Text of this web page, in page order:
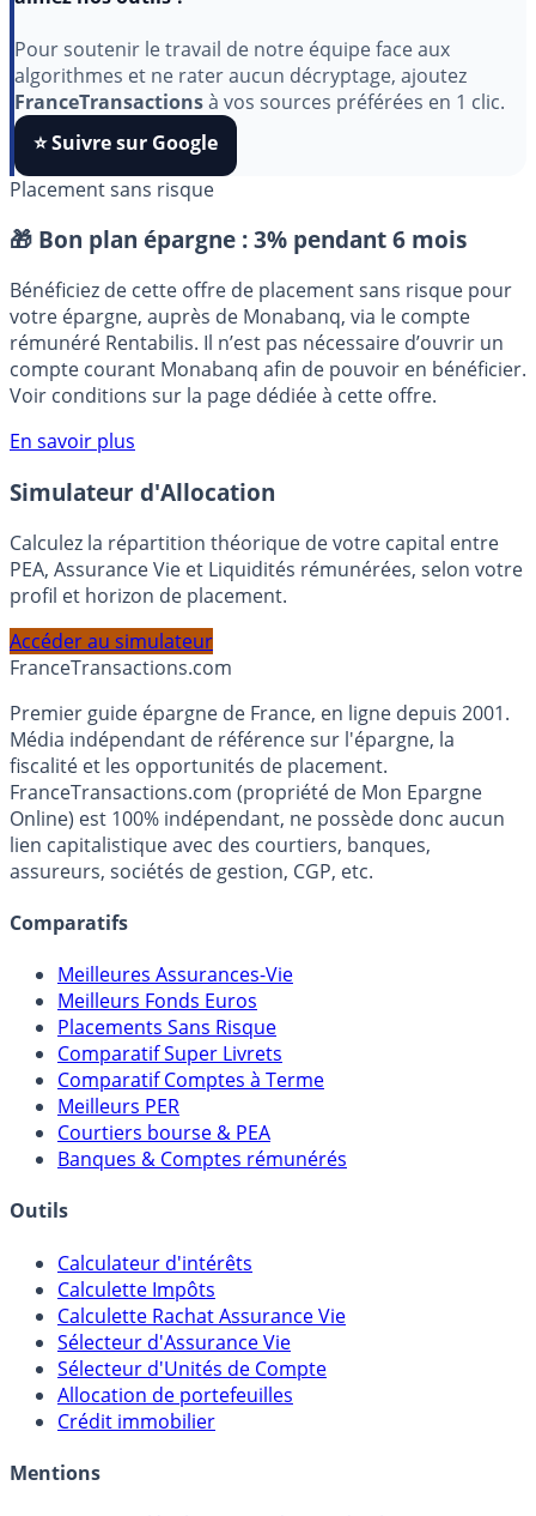
aimez nos outils ?
Pour soutenir le travail de notre équipe face aux
algorithmes et ne rater aucun décryptage, ajoutez
FranceTransactionsà vos sources préférées en 1 clic.
⭐️ Suivre sur Google
Placement sans risque
🎁 Bon plan épargne : 3% pendant 6 mois
Bénéficiez de cette offre de placement sans risque pour
votre épargne, auprès de Monabanq, via le compte
rémunéré Rentabilis. Il n’est pas nécessaire d’ouvrir un
Voir conditions sur la page dédiée à cette offre.
En savoir plus
Simulateur d'Allocation
Calculez la répartition théorique de votre capital entre
PEA, Assurance Vie et Liquidités rémunérées, selon votre
profil et horizon de placement.
FranceTransactions.com
Premier guide épargne de France, en ligne depuis 2001.
Média indépendant de référence sur l'épargne, la
fiscalité et les opportunités de placement.
FranceTransactions.com (propriété de Mon Epargne
Online) est 100% indépendant, ne possède donc aucun
lien capitalistique avec des courtiers, banques,
assureurs, sociétés de gestion, CGP, etc.
Comparatifs
Meilleures Assurances-Vie
Meilleurs Fonds Euros
Placements Sans Risque
Comparatif Super Livrets
Comparatif Comptes à Terme
Meilleurs PER
Banques & Comptes rémunérés
Outils
Calculateur d'intérêts
Calculette Impôts
Calculette Rachat Assurance Vie
Sélecteur d'Assurance Vie
Sélecteur d'Unités de Compte
Crédit immobilier